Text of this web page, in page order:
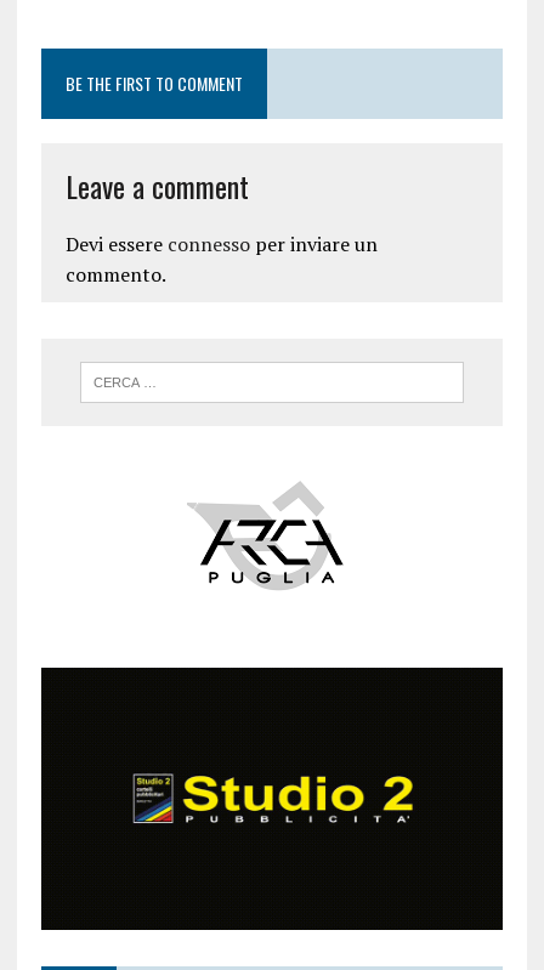
BE THE FIRST TO COMMENT
Leave a comment
Devi essere connessoper inviare un
commento.